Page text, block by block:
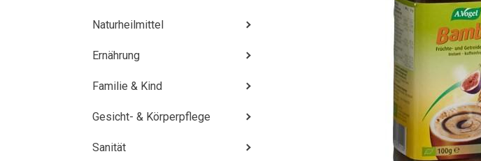
Naturheilmittel
Ernährung
Familie & Kind
Gesicht- & Körperpflege
Sanität